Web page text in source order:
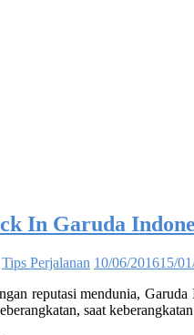
In Garuda
Tips Perjalanan 10/06/201615/
reputasi mendunia,
saat